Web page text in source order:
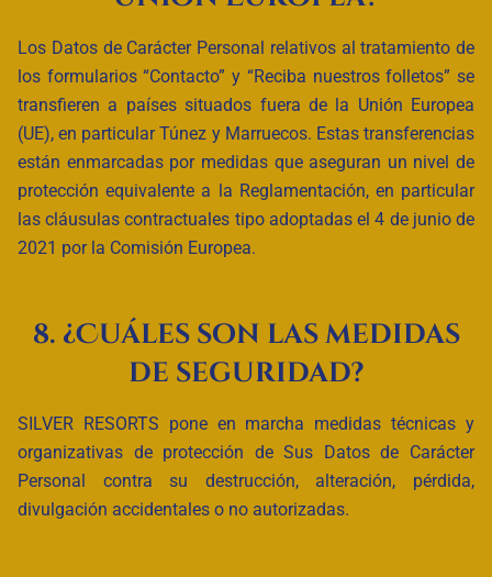
Los Datos de Carácter Personal relativos al tratamiento de
los formularios “Contacto” y “Reciba nuestros folletos” se
transfieren a países situados fuera de la Unión Europea
(UE), en particular Túnez y Marruecos. Estas transferencias
están enmarcadas por medidas que aseguran un nivel de
protección equivalente a la Reglamentación, en particular
las cláusulas contractuales tipo adoptadas el 4 de junio de
2021 por la Comisión Europea.
8. ¿Cuáles son las medidas
de seguridad?
SILVER RESORTS pone en marcha medidas técnicas y
organizativas de protección de Sus Datos de Carácter
Personal contra su destrucción, alteración, pérdida,
divulgación accidentales o no autorizadas.